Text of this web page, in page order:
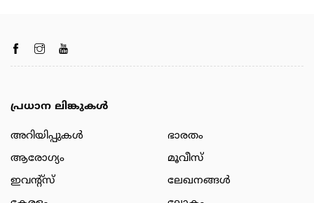
പ്രധാന ലിങ്കുകൾ
അറിയിപ്പുകള്‍
ആരോഗ്യം
ഇവന്റ്സ്
ഭാരതം
മൂവീസ്
ലേഖനങ്ങള്‍